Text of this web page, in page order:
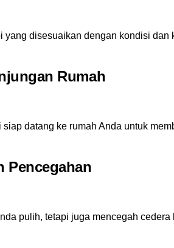
yang disesuaikan dengan kondisi dan
Rumah
datang ke rumah Anda untuk
Pencegahan
pulih, tetapi juga mencegah